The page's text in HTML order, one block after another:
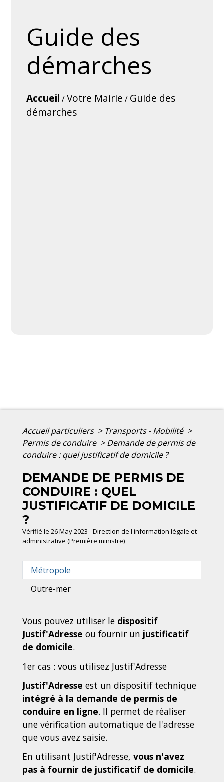
Guide des
démarches
Accueil /Votre Mairie / Guide des
démarches
Accueil particuliers > Transports - Mobilité >
Permis de conduire > Demande de permis de
conduire : quel justificatif de domicile ?
DEMANDE DE PERMIS DE
CONDUIRE : QUEL
JUSTIFICATIF DE DOMICILE
?
Vérifié le 26 May 2023 - Direction de l'information légale et
administrative (Première ministre)
Métropole
Outre-mer
Vous pouvez utiliser le dispositif
Justif'Adresse ou fournir un justificatif
de domicile.
1er cas : vous utilisez Justif'Adresse
Justif'Adresse est un dispositif technique
intégré à la demande de permis de
conduire en ligne. Il permet de réaliser
une vérification automatique de l'adresse
que vous avez saisie.
En utilisant Justif'Adresse, vous n'avez
pas à fournir de justificatif de domicile.